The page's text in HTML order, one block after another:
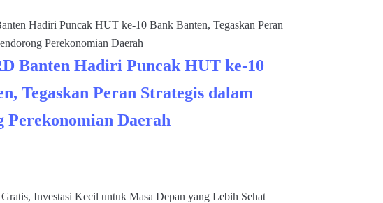
Banten Hadiri Puncak HUT ke-10
Tegaskan Peran Strategis dalam
Perekonomian Daerah